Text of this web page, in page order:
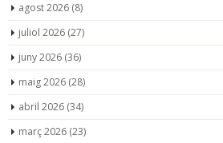
agost 2026 (8)
juliol 2026 (27)
juny 2026 (36)
maig 2026 (28)
abril 2026 (34)
març 2026 (23)